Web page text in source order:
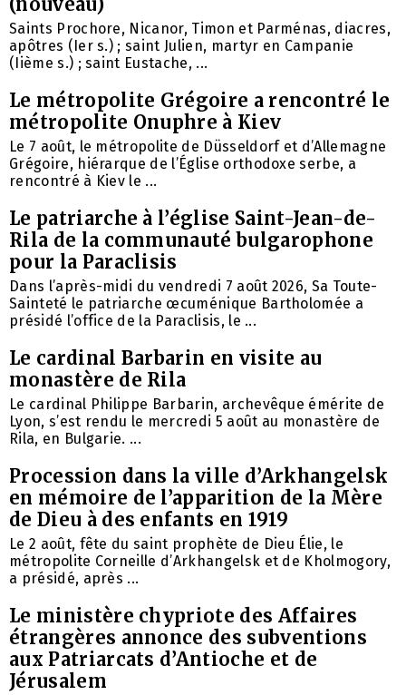
Saints Prochore, Nicanor, Timon et Parménas, diacres,
apôtres (Ier s.) ; saint Julien, martyr en Campanie
(Iième s.) ; saint Eustache, ...
Le métropolite Grégoire a rencontré le
métropolite Onuphre à Kiev
Le 7 août, le métropolite de Düsseldorf et d’Allemagne
Grégoire, hiérarque de l’Église orthodoxe serbe, a
rencontré à Kiev le ...
Le patriarche à l’église Saint-Jean-de-
Rila de la communauté bulgarophone
pour la Paraclisis
Dans l’après-midi du vendredi 7 août 2026, Sa Toute-
Sainteté le patriarche œcuménique Bartholomée a
présidé l’office de la Paraclisis, le ...
Le cardinal Barbarin en visite au
monastère de Rila
Le cardinal Philippe Barbarin, archevêque émérite de
Lyon, s’est rendu le mercredi 5 août au monastère de
Rila, en Bulgarie. ...
Procession dans la ville d’Arkhangelsk
en mémoire de l’apparition de la Mère
de Dieu à des enfants en 1919
Le 2 août, fête du saint prophète de Dieu Élie, le
métropolite Corneille d’Arkhangelsk et de Kholmogory,
a présidé, après ...
Le ministère chypriote des Affaires
étrangères annonce des subventions
aux Patriarcats d’Antioche et de
Jérusalem